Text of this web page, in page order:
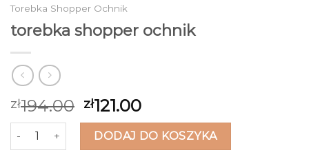
Torebka Shopper Ochnik
torebka shopper ochnik
zł194.00 zł121.00
ilość torebka shopper ochnikDODAJ DO KOSZYKA